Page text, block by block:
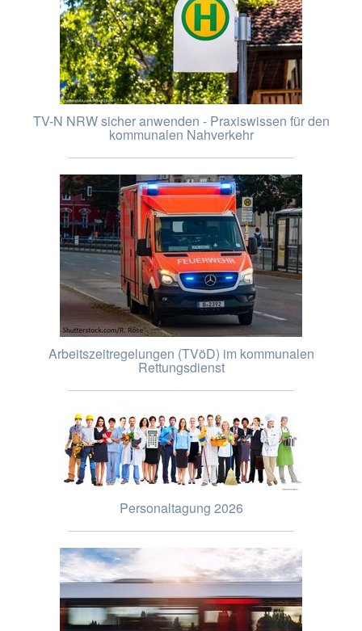
TV-N NRW sicher anwenden - Praxiswissen für den
kommunalen Nahverkehr
Arbeitszeitregelungen (TVöD) im kommunalen
Rettungsdienst
Personaltagung 2026